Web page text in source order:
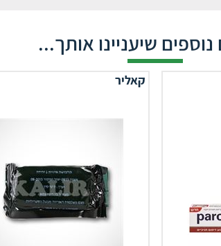
שיעניינו אותך...
קאליר